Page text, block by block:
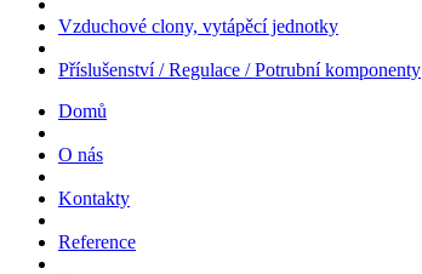
Vzduchové clony, vytápěcí jednotky
Příslušenství / Regulace / Potrubní komponenty
Domů
O nás
Kontakty
Reference